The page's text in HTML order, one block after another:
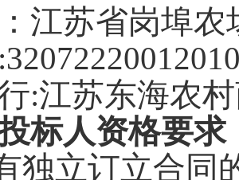
江苏省岗埠农
:江苏东海农
标人资格要求
独立订立合同